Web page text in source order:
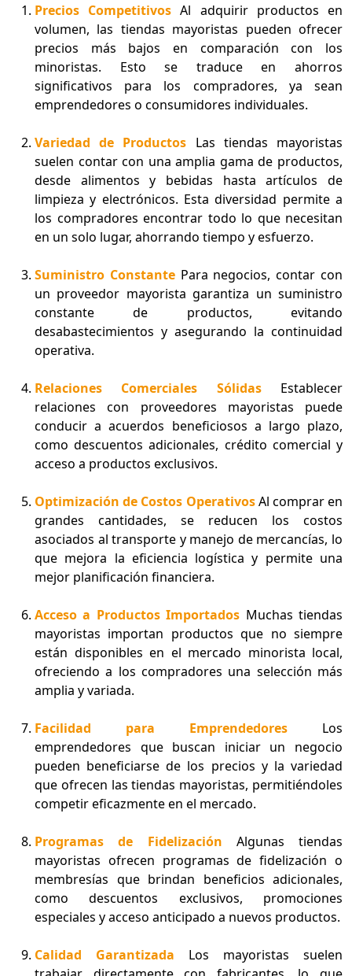
Precios Competitivos Al adquirir productos en
volumen, las tiendas mayoristas pueden ofrecer
precios más bajos en comparación con los
minoristas. Esto se traduce en ahorros
significativos para los compradores, ya sean
emprendedores o consumidores individuales.
Variedad de Productos Las tiendas mayoristas
suelen contar con una amplia gama de productos,
desde alimentos y bebidas hasta artículos de
limpieza y electrónicos. Esta diversidad permite a
los compradores encontrar todo lo que necesitan
en un solo lugar, ahorrando tiempo y esfuerzo.
Suministro ConstantePara negocios, contar con
un proveedor mayorista garantiza un suministro
constante de productos, evitando
desabastecimientos y asegurando la continuidad
operativa.
Relaciones Comerciales SólidasEstablecer
relaciones con proveedores mayoristas puede
conducir a acuerdos beneficiosos a largo plazo,
como descuentos adicionales, crédito comercial y
acceso a productos exclusivos.
Optimización de Costos OperativosAl comprar en
grandes cantidades, se reducen los costos
asociados al transporte y manejo de mercancías, lo
que mejora la eficiencia logística y permite una
mejor planificación financiera.
Acceso a Productos Importados Muchas tiendas
mayoristas importan productos que no siempre
están disponibles en el mercado minorista local,
ofreciendo a los compradores una selección más
amplia y variada.
Facilidad para Emprendedores Los
emprendedores que buscan iniciar un negocio
pueden beneficiarse de los precios y la variedad
que ofrecen las tiendas mayoristas, permitiéndoles
competir eficazmente en el mercado.
Programas de Fidelización Algunas tiendas
mayoristas ofrecen programas de fidelización o
membresías que brindan beneficios adicionales,
como descuentos exclusivos, promociones
especiales y acceso anticipado a nuevos productos.
Calidad Garantizada Los mayoristas suelen